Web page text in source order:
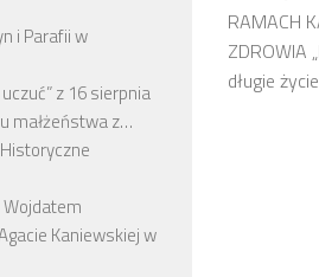
RAMACH
ZDROWIA
długie
i Parafii w
z 16 sierpnia
małżeństwa z…
Kaniewskiej w